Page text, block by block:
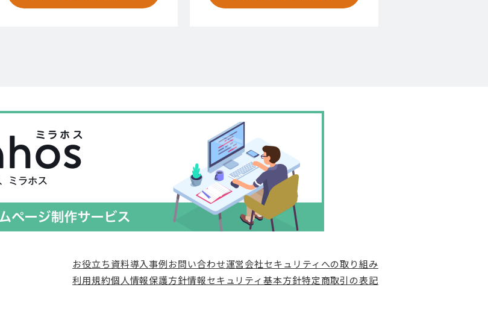
お役立ち資料導入事例お問い合わせ運営会社セキュリティへの取り組み
利用規約個人情報保護方針情報セキュリティ基本方針特定商取引の表記